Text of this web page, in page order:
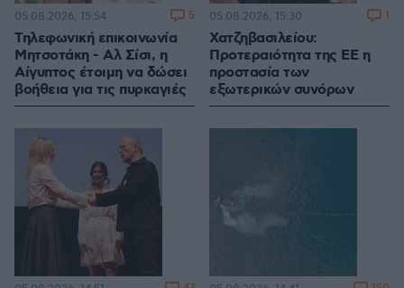
Τηλεφωνική επικοινωνία
Μητσοτάκη - Αλ Σίσι, η
Αίγυπτος έτοιμη να δώσει
βοήθεια για τις πυρκαγιές
05.08.2026, 15:54 5
Χατζηβασιλείου:
Προτεραιότητα της ΕΕ η
προστασία των
εξωτερικών συνόρων
05.08.2026, 15:30 1